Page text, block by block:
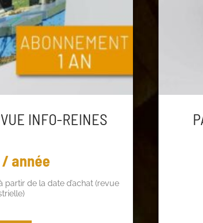
INFO-REINES
/ année
de la date d’achat (revue